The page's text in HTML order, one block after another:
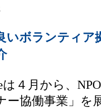
いボランティ
は４月から、
ー協働事業」を